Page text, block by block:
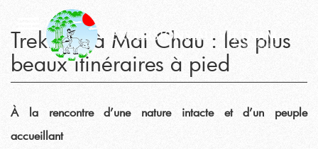
Trekking à Mai Chau : les plus
beaux itinéraires à pied
À la rencontre d’une nature intacte et d’un peuple
accueillant